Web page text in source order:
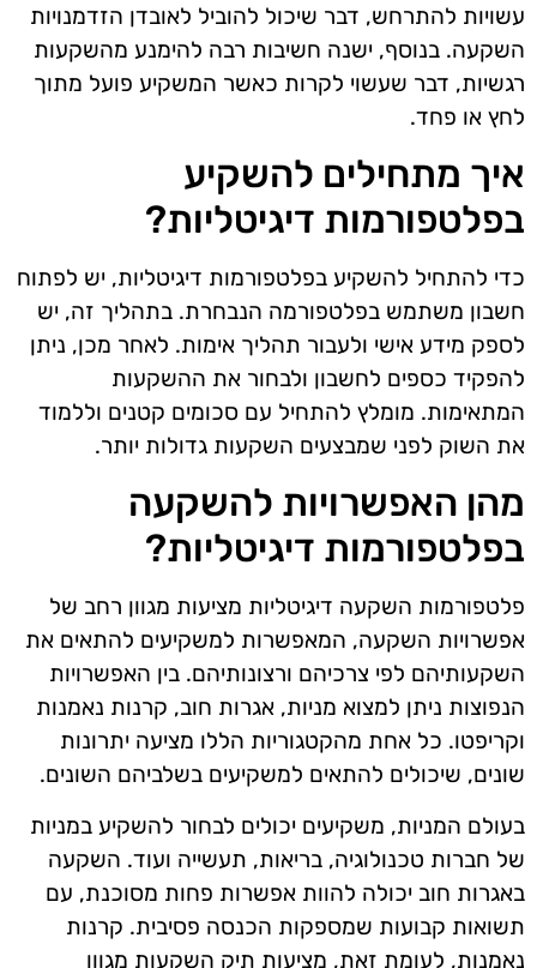
עשויות להתרחש, דבר שיכול להוביל לאובדן הזדמנויות
השקעה. בנוסף, ישנה חשיבות רבה להימנע מהשקעות
רגשיות, דבר שעשוי לקרות כאשר המשקיע פועל מתוך
לחץ או פחד.
איך מתחילים להשקיע
בפלטפורמות דיגיטליות?
כדי להתחיל להשקיע בפלטפורמות דיגיטליות, יש לפתוח
חשבון משתמש בפלטפורמה הנבחרת. בתהליך זה, יש
לספק מידע אישי ולעבור תהליך אימות. לאחר מכן, ניתן
להפקיד כספים לחשבון ולבחור את ההשקעות
המתאימות. מומלץ להתחיל עם סכומים קטנים וללמוד
את השוק לפני שמבצעים השקעות גדולות יותר.
מהן האפשרויות להשקעה
בפלטפורמות דיגיטליות?
פלטפורמות השקעה דיגיטליות מציעות מגוון רחב של
אפשרויות השקעה, המאפשרות למשקיעים להתאים את
השקעותיהם לפי צרכיהם ורצונותיהם. בין האפשרויות
הנפוצות ניתן למצוא מניות, אגרות חוב, קרנות נאמנות
וקריפטו. כל אחת מהקטגוריות הללו מציעה יתרונות
שונים, שיכולים להתאים למשקיעים בשלביהם השונים.
בעולם המניות, משקיעים יכולים לבחור להשקיע במניות
של חברות טכנולוגיה, בריאות, תעשייה ועוד. השקעה
באגרות חוב יכולה להוות אפשרות פחות מסוכנת, עם
תשואות קבועות שמספקות הכנסה פסיבית. קרנות
נאמנות, לעומת זאת, מציעות תיק השקעות מגוון